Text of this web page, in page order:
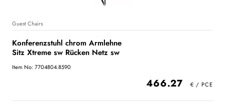
Guest Chairs
Konferenzstuhl chrom Armlehne
Sitz Xtreme sw Rücken Netz sw
Item No: 7704804.8590
466.27